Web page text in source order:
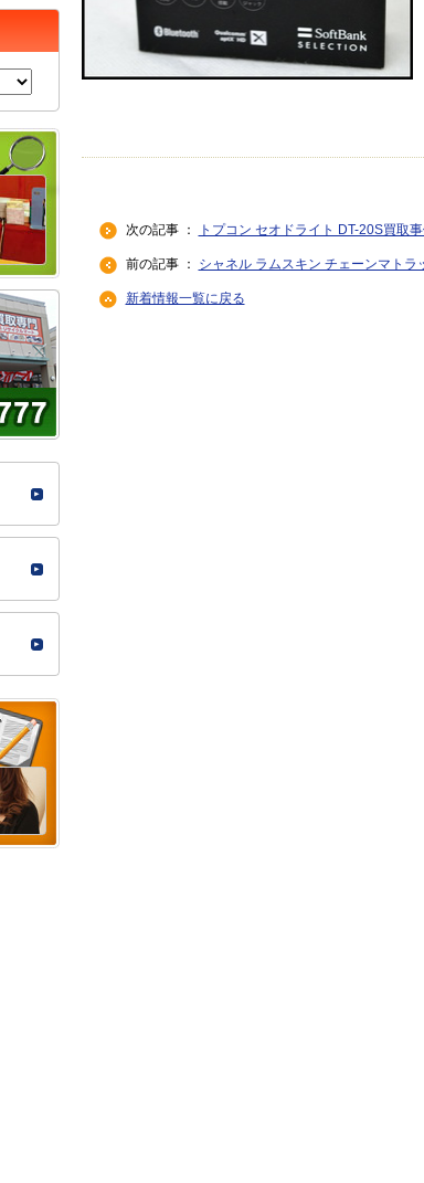
次の記事 ： トプコン セオドライト DT-20S買取事
前の記事 ： シャネル ラムスキン チェーンマトラ
新着情報一覧に戻る